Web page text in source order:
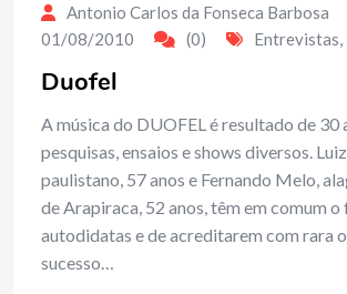
Antonio Carlos da Fonseca Barbosa
01/08/2010
(0) Entrevistas,
Duofel
A música do DUOFEL é resultado de 30
pesquisas, ensaios e shows diversos.
paulistano, 57 anos e Fernando Melo,
de Arapiraca, 52 anos, têm em comum o
autodidatas e de acreditarem com rara
sucesso…